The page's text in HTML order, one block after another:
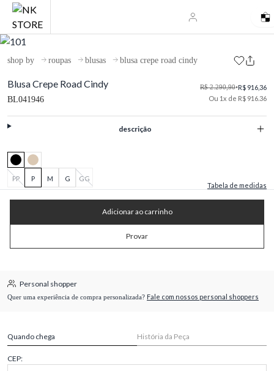
shop by roupas blusas blusa crepe road cindy
Blusa Crepe Road Cindy
BL041946
R$ 2.290,90•R$ 916,36
Ou 1x de R$ 916.36
descrição
PP P M G
GG
Tabela de medidas
Adicionar ao carrinho
Provar
Personal shopper
Quer uma experiência de compra personalizada? Fale com nossos personal shoppers
Quando chega História da Peça
CEP: